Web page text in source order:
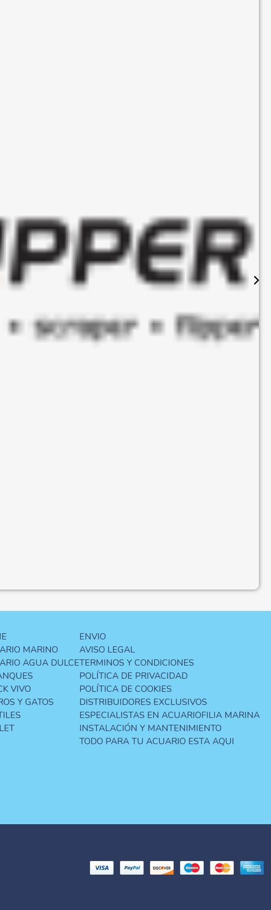
MARINO
AGUA DULCE
VIVO
Y GATOS
ENVIO
AVISO LEGAL
TERMINOS Y CONDICIONES
POLÍTICA DE PRIVACIDAD
POLÍTICA DE COOKIES
DISTRIBUIDORES EXCLUSIVOS
ESPECIALISTAS EN ACUARIOFILIA MARINA
INSTALACIÓN Y MANTENIMIENTO
TODO PARA TU ACUARIO ESTA AQUI